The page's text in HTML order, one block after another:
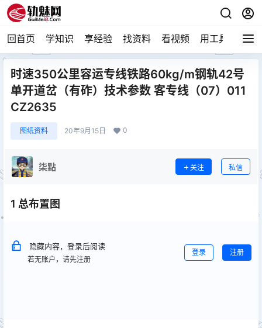
回首页 学知识 享经验 找资料 看视频 用工具 论技
时速350公里容运专线铁路60kg/m钢轨42号
单开道岔（有砟）技术参数 客专线（07）011
CZ2635
图纸资料 20年9月15日 0
柒點 关注 私信
1 总布置图
隐藏内容，登录后阅读
若无账户，请先注册
登录 注册